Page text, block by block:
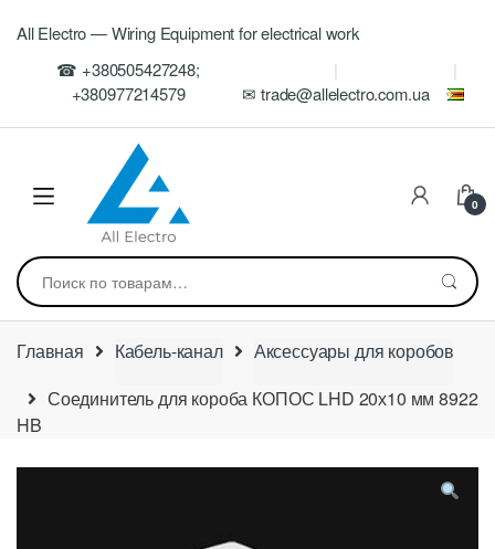
navigation
All Electro — Wiring Equipment for electrical work
☎ +380505427248;
+380977214579
✉ trade@allelectro.com.ua
0
Искать:
Главная Кабель-канал
Аксессуары для коробов
Соединитель для короба КОПОС LHD 20х10 мм 8922
HB